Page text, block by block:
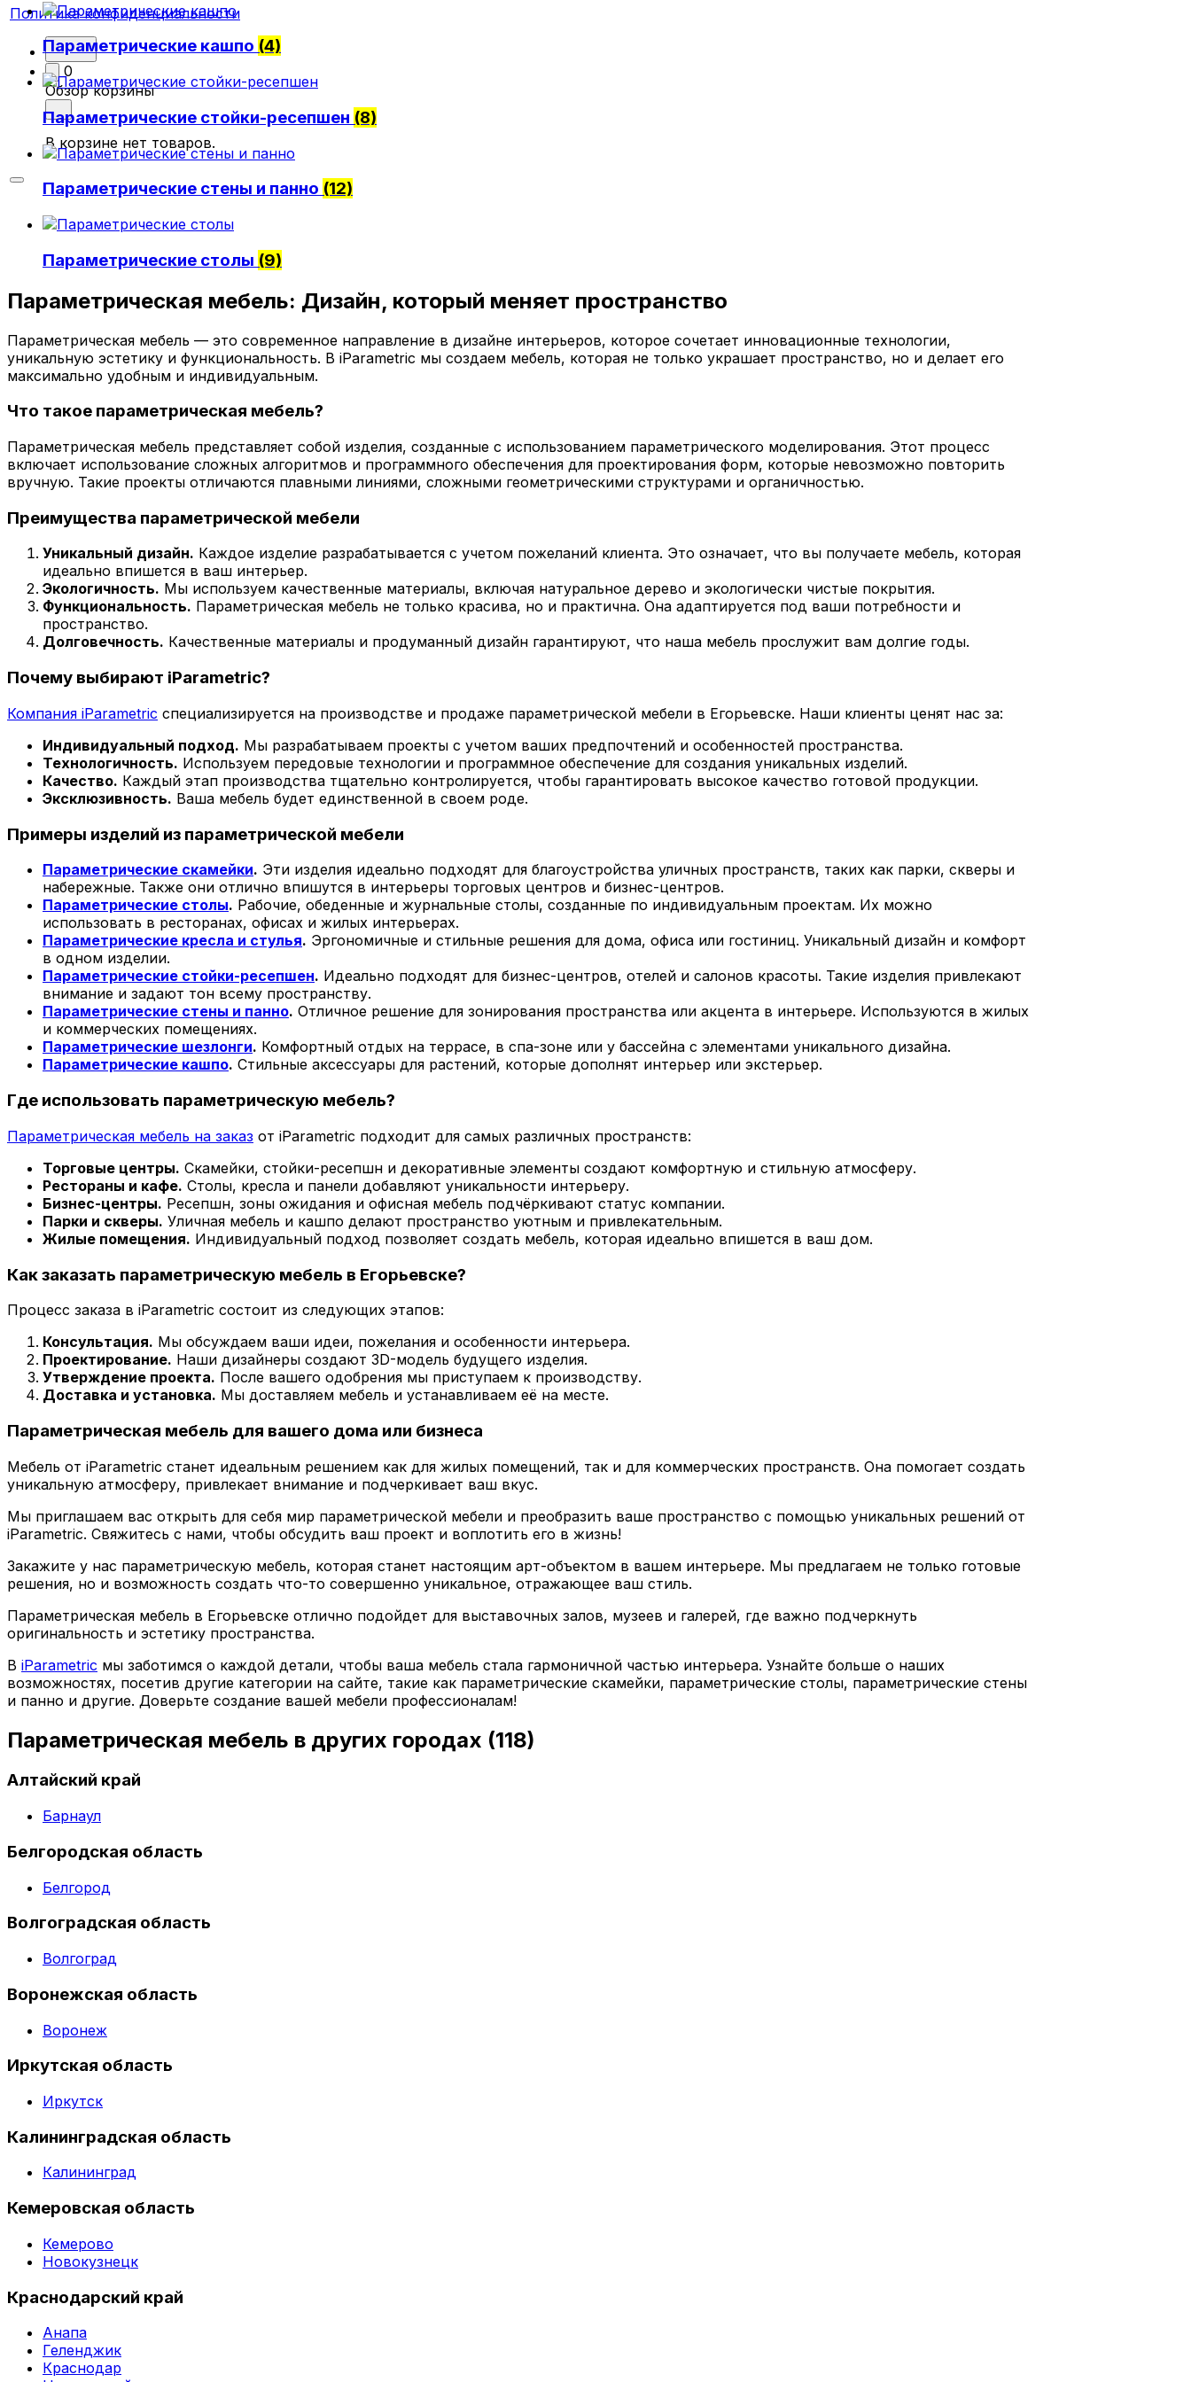
Политика конфиденциальности
0
Обзор корзины
В корзине нет товаров.
Параметрические кашпо (4)
Параметрические стойки-ресепшен (8)
Параметрические стены и панно (12)
Параметрические столы (9)
Параметрическая мебель: Дизайн, который меняет пространство
Параметрическая мебель — это современное направление в дизайне интерьеров, которое сочетает инновационные технологии,
уникальную эстетику и функциональность. В iParametric мы создаем мебель, которая не только украшает пространство, но и делает его
максимально удобным и индивидуальным.
Что такое параметрическая мебель?
Параметрическая мебель представляет собой изделия, созданные с использованием параметрического моделирования. Этот процесс
включает использование сложных алгоритмов и программного обеспечения для проектирования форм, которые невозможно повторить
вручную. Такие проекты отличаются плавными линиями, сложными геометрическими структурами и органичностью.
Преимущества параметрической мебели
Уникальный дизайн. Каждое изделие разрабатывается с учетом пожеланий клиента. Это означает, что вы получаете мебель, которая
идеально впишется в ваш интерьер.
Экологичность. Мы используем качественные материалы, включая натуральное дерево и экологически чистые покрытия.
Функциональность. Параметрическая мебель не только красива, но и практична. Она адаптируется под ваши потребности и
пространство.
Долговечность. Качественные материалы и продуманный дизайн гарантируют, что наша мебель прослужит вам долгие годы.
Почему выбирают iParametric?
Компания iParametric специализируется на производстве и продаже параметрической мебели в Егорьевске. Наши клиенты ценят нас за:
Индивидуальный подход. Мы разрабатываем проекты с учетом ваших предпочтений и особенностей пространства.
Технологичность. Используем передовые технологии и программное обеспечение для создания уникальных изделий.
Качество. Каждый этап производства тщательно контролируется, чтобы гарантировать высокое качество готовой продукции.
Эксклюзивность. Ваша мебель будет единственной в своем роде.
Примеры изделий из параметрической мебели
Параметрические скамейки. Эти изделия идеально подходят для благоустройства уличных пространств, таких как парки, скверы и
набережные. Также они отлично впишутся в интерьеры торговых центров и бизнес-центров.
Параметрические столы. Рабочие, обеденные и журнальные столы, созданные по индивидуальным проектам. Их можно
использовать в ресторанах, офисах и жилых интерьерах.
Параметрические кресла и стулья. Эргономичные и стильные решения для дома, офиса или гостиниц. Уникальный дизайн и комфорт
в одном изделии.
Параметрические стойки-ресепшен. Идеально подходят для бизнес-центров, отелей и салонов красоты. Такие изделия привлекают
внимание и задают тон всему пространству.
Параметрические стены и панно. Отличное решение для зонирования пространства или акцента в интерьере. Используются в жилых
и коммерческих помещениях.
Параметрические шезлонги. Комфортный отдых на террасе, в спа-зоне или у бассейна с элементами уникального дизайна.
Параметрические кашпо. Стильные аксессуары для растений, которые дополнят интерьер или экстерьер.
Где использовать параметрическую мебель?
Параметрическая мебель на заказ от iParametric подходит для самых различных пространств:
Торговые центры. Скамейки, стойки-ресепшн и декоративные элементы создают комфортную и стильную атмосферу.
Рестораны и кафе. Столы, кресла и панели добавляют уникальности интерьеру.
Бизнес-центры. Ресепшн, зоны ожидания и офисная мебель подчёркивают статус компании.
Парки и скверы. Уличная мебель и кашпо делают пространство уютным и привлекательным.
Жилые помещения. Индивидуальный подход позволяет создать мебель, которая идеально впишется в ваш дом.
Как заказать параметрическую мебель в Егорьевске?
Процесс заказа в iParametric состоит из следующих этапов:
Консультация. Мы обсуждаем ваши идеи, пожелания и особенности интерьера.
Проектирование. Наши дизайнеры создают 3D-модель будущего изделия.
Утверждение проекта. После вашего одобрения мы приступаем к производству.
Доставка и установка. Мы доставляем мебель и устанавливаем её на месте.
Параметрическая мебель для вашего дома или бизнеса
Мебель от iParametric станет идеальным решением как для жилых помещений, так и для коммерческих пространств. Она помогает создать
уникальную атмосферу, привлекает внимание и подчеркивает ваш вкус.
Мы приглашаем вас открыть для себя мир параметрической мебели и преобразить ваше пространство с помощью уникальных решений от
iParametric. Свяжитесь с нами, чтобы обсудить ваш проект и воплотить его в жизнь!
Закажите у нас параметрическую мебель, которая станет настоящим арт-объектом в вашем интерьере. Мы предлагаем не только готовые
решения, но и возможность создать что-то совершенно уникальное, отражающее ваш стиль.
Параметрическая мебель в Егорьевске отлично подойдет для выставочных залов, музеев и галерей, где важно подчеркнуть
оригинальность и эстетику пространства.
В iParametric мы заботимся о каждой детали, чтобы ваша мебель стала гармоничной частью интерьера. Узнайте больше о наших
возможностях, посетив другие категории на сайте, такие как параметрические скамейки, параметрические столы, параметрические стены
и панно и другие. Доверьте создание вашей мебели профессионалам!
Параметрическая мебель в других городах (118)
Алтайский край
Барнаул
Белгородская область
Белгород
Волгоградская область
Волгоград
Воронежская область
Воронеж
Иркутская область
Иркутск
Калининградская область
Калининград
Кемеровская область
Кемерово
Новокузнецк
Краснодарский край
Анапа
Геленджик
Краснодар